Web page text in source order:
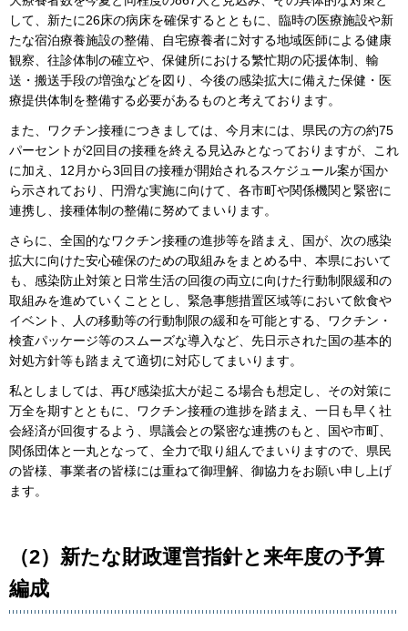
して、新たに26床の病床を確保するとともに、臨時の医療施設や新
たな宿泊療養施設の整備、自宅療養者に対する地域医師による健康
観察、往診体制の確立や、保健所における繁忙期の応援体制、輸
送・搬送手段の増強などを図り、今後の感染拡大に備えた保健・医
療提供体制を整備する必要があるものと考えております。
また、ワクチン接種につきましては、今月末には、県民の方の約75
パーセントが2回目の接種を終える見込みとなっておりますが、これ
に加え、12月から3回目の接種が開始されるスケジュール案が国か
ら示されており、円滑な実施に向けて、各市町や関係機関と緊密に
連携し、接種体制の整備に努めてまいります。
さらに、全国的なワクチン接種の進捗等を踏まえ、国が、次の感染
拡大に向けた安心確保のための取組みをまとめる中、本県において
も、感染防止対策と日常生活の回復の両立に向けた行動制限緩和の
取組みを進めていくこととし、緊急事態措置区域等において飲食や
イベント、人の移動等の行動制限の緩和を可能とする、ワクチン・
検査パッケージ等のスムーズな導入など、先日示された国の基本的
対処方針等も踏まえて適切に対応してまいります。
私としましては、再び感染拡大が起こる場合も想定し、その対策に
万全を期すとともに、ワクチン接種の進捗を踏まえ、一日も早く社
会経済が回復するよう、県議会との緊密な連携のもと、国や市町、
関係団体と一丸となって、全力で取り組んでまいりますので、県民
の皆様、事業者の皆様には重ねて御理解、御協力をお願い申し上げ
ます。
（2）新たな財政運営指針と来年度の予算
編成